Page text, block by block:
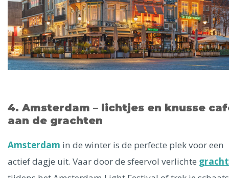
4. Amsterdam – lichtjes en knusse
aan de grachten
Amsterdam in de winter is de perfecte plek voor een
actief dagje uit. Vaar door de sfeervol verlichte